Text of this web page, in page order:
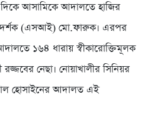
আসামিকে আদালতে হাজির
(এসআই) মো.ফারুক। এরপর
১৬৪ ধারায় স্বীকারোক্তিমূলক
রজ্জবের নেছা। নোয়াখালীর সিনিয়র
হোসাইনের আদালত এই